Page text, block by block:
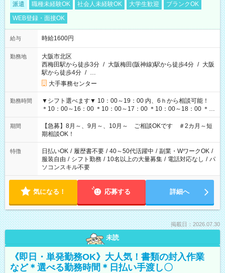
派遣 職種未経験OK 社会人未経験OK 大学生歓迎
ブランクOK
WEB登録・面接OK
給与 時給1600円
勤務地
大阪市北区
西梅田駅から徒歩3分 / 大阪梅田(阪神線)駅から徒歩4分 / 大阪
駅から徒歩4分 / …
大手事務センター
勤務時間
▼シフト選べます▼ 10：00～19：00 内、6ｈから相談可能！
＊10：00～16：00 ＊10：00～17：00 ＊10：00～18：00 ＊
11：00～19：00 ＊12：00～19：00 ＊13：00～19：00
期間
【急募】8月～、9月～、10月～ ご相談OKです ＃2カ月～短
期相談OK！
特徴 日払いOK / 履歴書不要 / 40～50代活躍中 / 副業・WワークOK /
服装自由 / シフト勤務 / 10名以上の大量募集 / 電話対応なし / パ
ソコンスキル不要
気になる！ 応募する 詳細へ
掲載日：2026.07.30
未読
《即日・単発勤務OK》大人気！書類の封入作業
など＊選べる勤務時間＊日払い手渡し〇